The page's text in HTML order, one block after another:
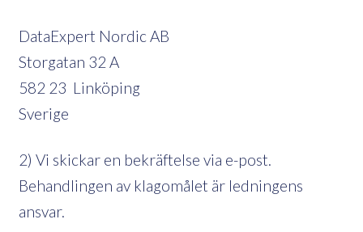
DataExpert Nordic AB
Storgatan 32 A
582 23 Linköping
Sverige
2) Vi skickar en bekräftelse via e-post.
Behandlingen av klagomålet är ledningens
ansvar.